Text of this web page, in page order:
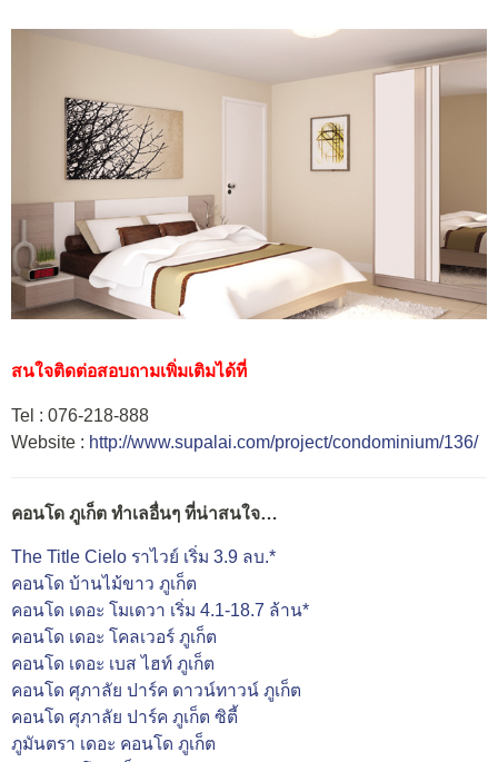
สนใจติดต่อสอบถามเพิ่มเติมได้ที่
Tel : 076-218-888
Website : http://www.supalai.com/project/condominium/136/
คอนโด ภูเก็ต ทำเลอื่นๆ ที่น่าสนใจ…
The Title Cielo ราไวย์ เริ่ม 3.9 ลบ.*
คอนโด บ้านไม้ขาว ภูเก็ต
คอนโด เดอะ โมเดวา เริ่ม 4.1-18.7 ล้าน*
คอนโด เดอะ โคลเวอร์ ภูเก็ต
คอนโด เดอะ เบส ไฮท์ ภูเก็ต
คอนโด ศุภาลัย ปาร์ค ดาวน์ทาวน์ ภูเก็ต
คอนโด ศุภาลัย ปาร์ค ภูเก็ต ซิตี้
ภูมันตรา เดอะ คอนโด ภูเก็ต